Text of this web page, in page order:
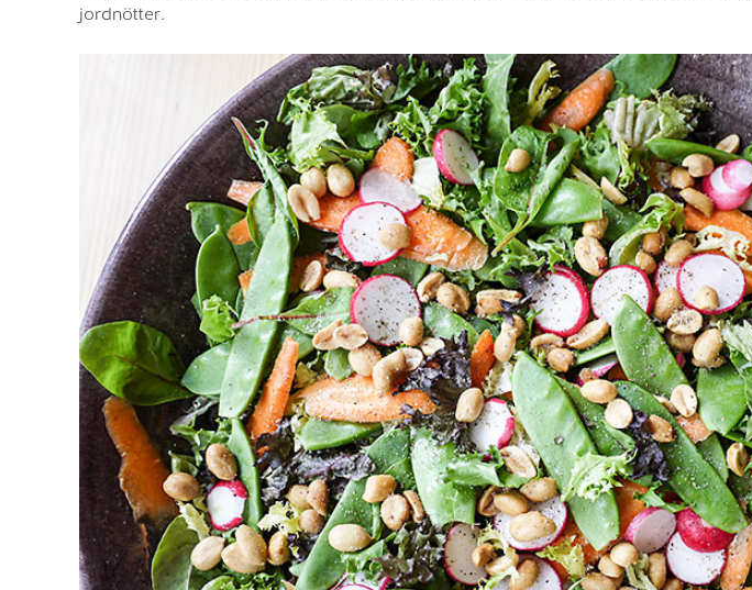
jordnötter.